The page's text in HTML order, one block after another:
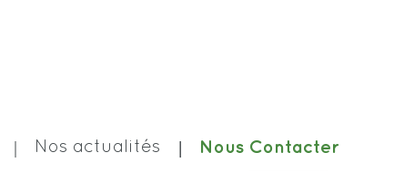
Nos actualités Nous Contacter